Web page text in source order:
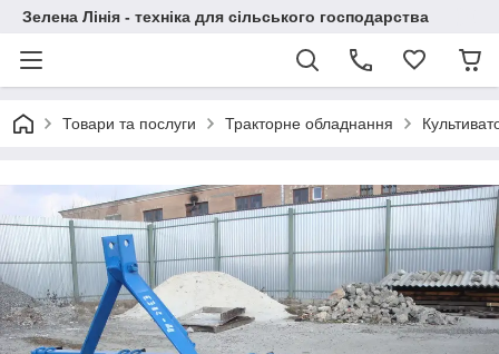
Зелена Лінія - техніка для сільського господарства
Товари та послуги Тракторне обладнання